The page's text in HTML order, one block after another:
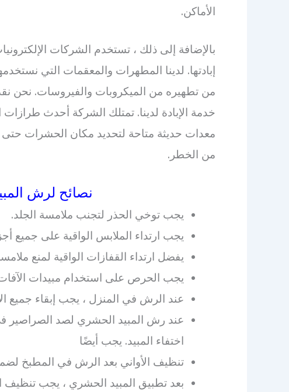
الأماكن.
بالإضافة إلى ذلك ، تستخدم الشركات
إبادتها. لدينا المطهرات والمعقمات التي
من تطهيره من الميكروبات والفيروسات. نحن
خدمة الإبادة لدينا. تمتلك الشركة أحدث طرازات
معدات حديثة متاحة لتحديد مكان الحشرات حتى
من الخطر.
نصائح لرش
يجب توخي الحذر لتجنب ملامسة الجلد.
يجب ارتداء الملابس الواقية على جميع
يفضل ارتداء القفازات الواقية لمنع
يجب الحرص على استخدام مبيدات الآفات
عند الرش في المنزل ، يجب إبقاء جميع
عند رش المبيد الحشري لصد الصراصير
اختفاء المبيد. يجب أيضًا
تنظيف الأواني بعد الرش في المطبخ
بعد تطبيق المبيد الحشري ، يجب تنظيف